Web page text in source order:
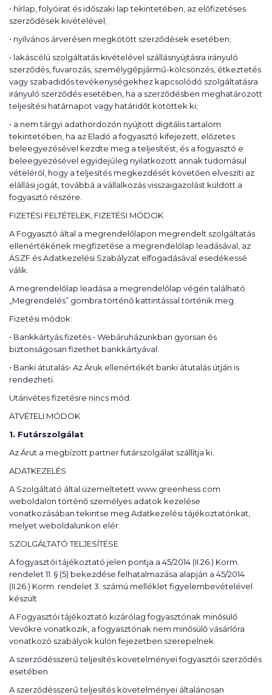
• hírlap, folyóirat és időszaki lap tekintetében, az előfizetéses
szerződések kivételével;
• nyilvános árverésen megkötött szerződések esetében;
• lakáscélú szolgáltatás kivételével szállásnyújtásra irányuló
szerződés, fuvarozás, személygépjármű-kölcsönzés, étkeztetés
vagy szabadidős tevékenységekhez kapcsolódó szolgáltatásra
irányuló szerződés esetében, ha a szerződésben meghatározott
teljesítési határnapot vagy határidőt kötöttek ki;
• a nem tárgyi adathordozón nyújtott digitális tartalom
tekintetében, ha az Eladó a fogyasztó kifejezett, előzetes
beleegyezésével kezdte meg a teljesítést, és a fogyasztó e
beleegyezésével egyidejűleg nyilatkozott annak tudomásul
vételéről, hogy a teljesítés megkezdését követően elveszíti az
elállási jogát, továbbá a vállalkozás visszaigazolást küldött a
fogyasztó részére.
FIZETÉSI FELTÉTELEK, FIZETÉSI MÓDOK
A Fogyasztó által a megrendelőlapon megrendelt szolgáltatás
ellenértékének megfizetése a megrendelőlap leadásával, az
ÁSZF és Adatkezelési Szabályzat elfogadásával esedékessé
válik.
A megrendelőlap leadása a megrendelőlap végén található
„Megrendelés” gombra történő kattintással történik meg.
Fizetési módok:
• Bankkártyás fizetés • Webáruházunkban gyorsan és
biztonságosan fizethet bankkártyával.
• Banki átutalás• Az Áruk ellenértékét banki átutalás útján is
rendezheti.
Utánvétes fizetésre nincs mód.
ÁTVÉTELI MÓDOK
1. Futárszolgálat
Az Árut a megbízott partner futárszolgálat szállítja ki.
ADATKEZELÉS
A Szolgáltató által üzemeltetett www.greenhess.com
weboldalon történő személyes adatok kezelése
vonatkozásában tekintse meg Adatkezelési tájékoztatónkat,
melyet weboldalunkon elér.
SZOLGÁLTATÓ TELJESÍTÉSE
A fogyasztói tájékoztató jelen pontja a 45/2014 (II.26.) Korm.
rendelet 11. § (5) bekezdése felhatalmazása alapján a 45/2014
(II.26.) Korm. rendelet 3. számú melléklet figyelembevételével
készült
A Fogyasztói tájékoztató kizárólag fogyasztónak minősülő
Vevőkre vonatkozik, a fogyasztónak nem minősülő vásárlóra
vonatkozó szabályok külön fejezetben szerepelnek.
A szerződésszerű teljesítés követelményei fogyasztói szerződés
esetében
A szerződésszerű teljesítés követelményei általánosan